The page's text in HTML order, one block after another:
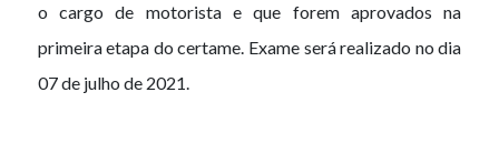
o cargo de motorista e que forem aprovados na
primeira etapa do certame. Exame será realizado no dia
07 de julho de 2021.